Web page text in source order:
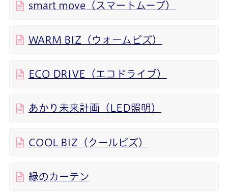
smart move（スマートムーブ）
WARM BIZ（ウォームビズ）
ECO DRIVE（エコドライブ）
あかり未来計画（LED照明）
COOL BIZ（クールビズ）
緑のカーテン